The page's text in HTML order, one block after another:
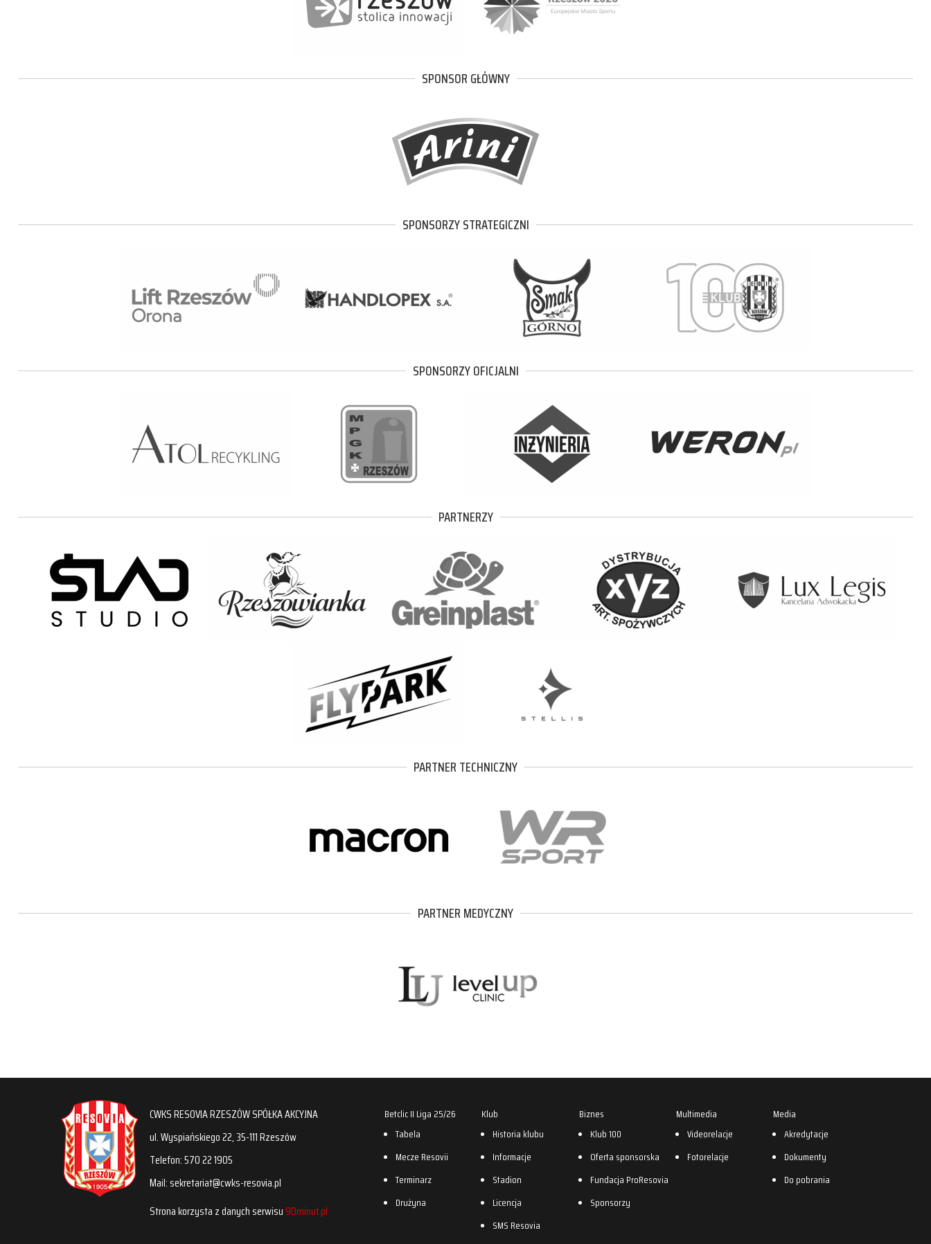
SPONSOR GŁÓWNY
SPONSORZY STRATEGICZNI
SPONSORZY OFICJALNI
PARTNERZY
PARTNER TECHNICZNY
PARTNER MEDYCZNY
CWKS RESOVIA RZESZÓW SPÓŁKA AKCYJNA
ul. Wyspiańskiego 22, 35-111 Rzeszów
Telefon: 570 22 1905
Mail: sekretariat@cwks-resovia.pl
Strona korzysta z danych serwisu90minut.pl
Betclic II Liga 25/26
Tabela
Mecze Resovii
Terminarz
Drużyna
Klub
Historia klubu
Informacje
Stadion
Licencja
SMS Resovia
Biznes
Klub 100
Oferta sponsorska
Fundacja ProResovia
Sponsorzy
Multimedia
Videorelacje
Fotorelacje
Media
Akredytacje
Dokumenty
Do pobrania